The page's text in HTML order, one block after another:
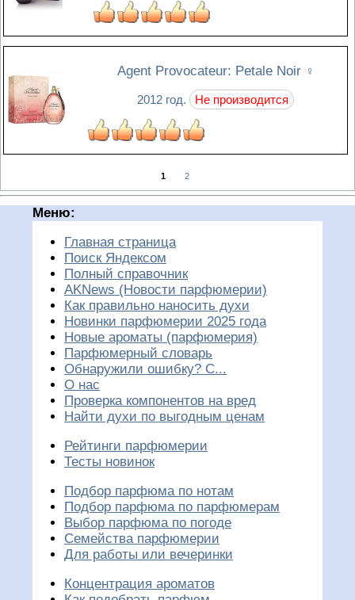
Agent Provocateur: Petale Noir ♀
2012 год. Не производится
1 2
Меню:
Главная страница
Поиск Яндексом
Полный справочник
AKNews (Новости парфюмерии)
Как правильно наносить духи
Новинки парфюмерии 2025 года
Новые ароматы (парфюмерия)
Парфюмерный словарь
Обнаружили ошибку? С...
О нас
Проверка компонентов на вред
Найти духи по выгодным ценам
Рейтинги парфюмерии
Тесты новинок
Подбор парфюма по нотам
Подбор парфюма по парфюмерам
Выбор парфюма по погоде
Семейства парфюмерии
Для работы или вечеринки
Концентрация ароматов